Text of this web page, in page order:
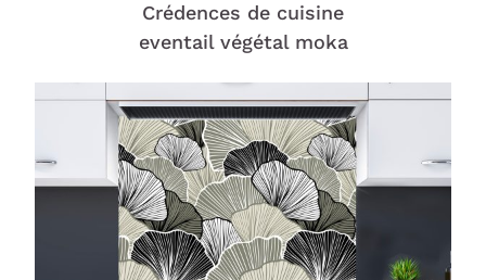
Crédences de cuisine
eventail végétal moka